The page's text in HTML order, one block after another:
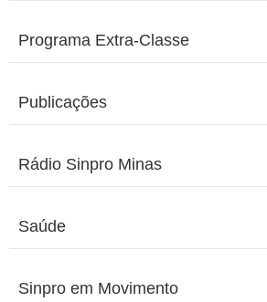
Programa Extra-Classe
Publicações
Rádio Sinpro Minas
Saúde
Sinpro em Movimento